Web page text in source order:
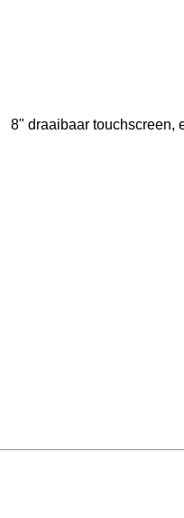
8" draaibaar touchscreen,